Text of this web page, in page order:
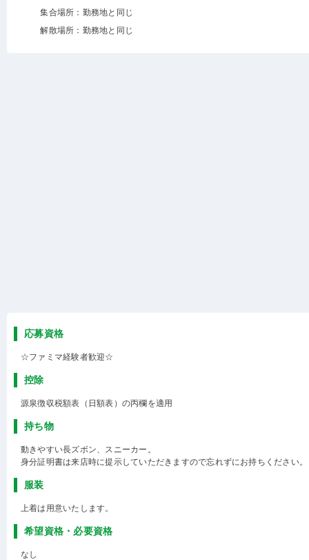
集合場所：勤務地と同じ
解散場所：勤務地と同じ
応募資格
☆ファミマ経験者歓迎☆
控除
源泉徴収税額表（日額表）の丙欄を適用
持ち物
動きやすい長ズボン、スニーカー。
身分証明書は来店時に提示していただきますので忘れずにお持ちください。
服装
上着は用意いたします。
希望資格・必要資格
なし